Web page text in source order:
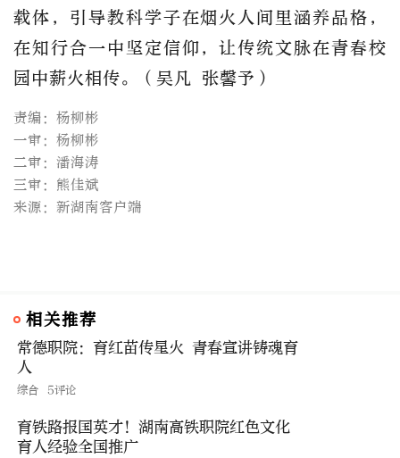
载体，引导教科学子在烟火人间里涵养品格，
在知行合一中坚定信仰，让传统文脉在青春校
园中薪火相传。（吴凡 张馨予）
责编：杨柳彬
一审：杨柳彬
二审：潘海涛
三审：熊佳斌
来源：新湖南客户端
相关推荐
常德职院：育红苗传星火 青春宣讲铸魂育
人
综合 5评论
育铁路报国英才！湖南高铁职院红色文化
育人经验全国推广